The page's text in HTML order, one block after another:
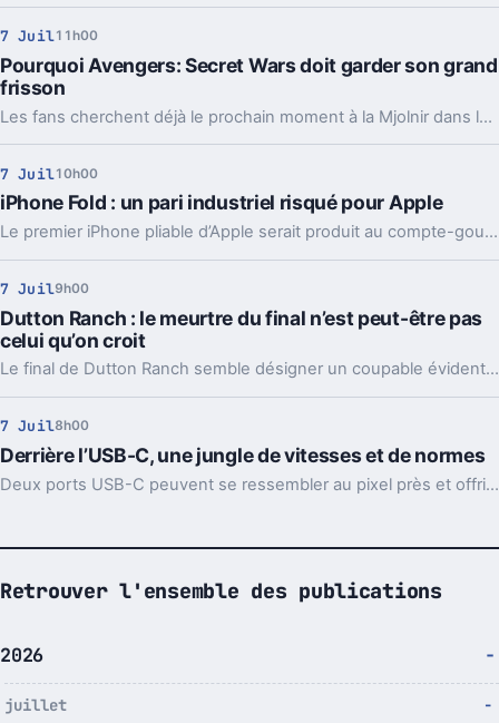
7 Juil11h00
Pourquoi Avengers: Secret Wars doit garder son grand
frisson
Les fans cherchent déjà le prochain moment à la Mjolnir dans le MCU. Mais le vrai enjeu, pour Marvel, est surtout de le garder pour Secret Wars.
7 Juil10h00
iPhone Fold : un pari industriel risqué pour Apple
Le premier iPhone pliable d’Apple serait produit au compte-gouttes à son lancement fin 2026. Et malgré son prix énorme, la demande suivrait.
7 Juil9h00
Dutton Ranch : le meurtre du final n’est peut-être pas
celui qu’on croit
Le final de Dutton Ranch semble désigner un coupable évident. Sauf qu’un détail majeur, et les doutes de Juan Pablo Raba, changent la lecture.
7 Juil8h00
Derrière l’USB-C, une jungle de vitesses et de normes
Deux ports USB-C peuvent se ressembler au pixel près et offrir des débits sans rapport. Voilà pourquoi il faut lire les specs, pas juste la prise.
Retrouver l'ensemble des publications
2026
juillet